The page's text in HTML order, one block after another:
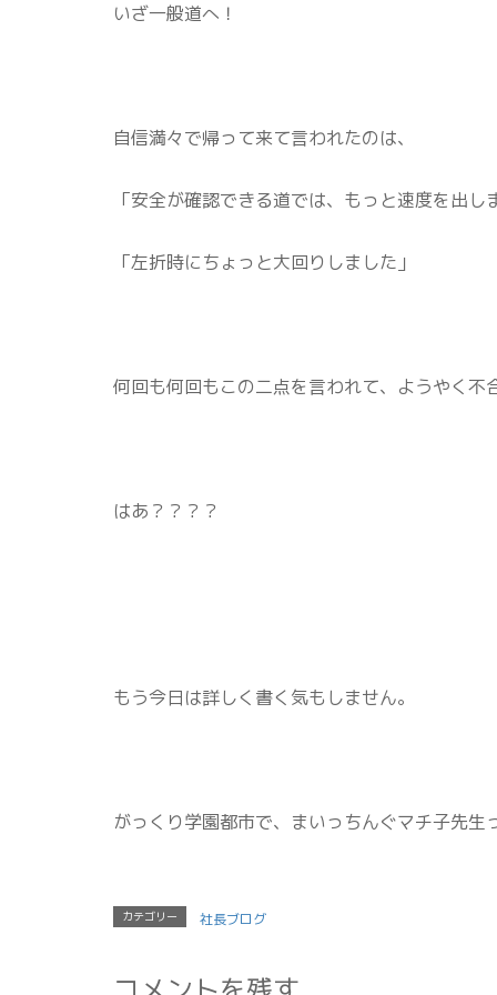
いざ一般道へ！
自信満々で帰って来て言われたのは、
「安全が確認できる道では、もっと速度を出し
「左折時にちょっと大回りしました」
何回も何回もこの二点を言われて、ようやく不
はあ？？？？
もう今日は詳しく書く気もしません。
がっくり学園都市で、まいっちんぐマチ子先生
カテゴリー 社長ブログ